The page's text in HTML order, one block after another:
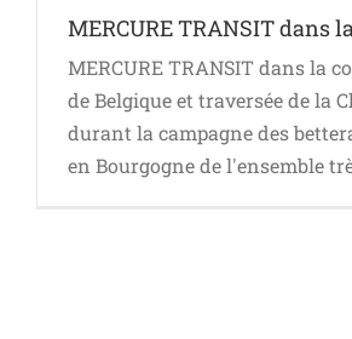
MERCURE TRANSIT dans
MERCURE TRANSIT dans la
de Belgique et traversée de la
durant la campagne des
en Bourgogne de l'ensemble